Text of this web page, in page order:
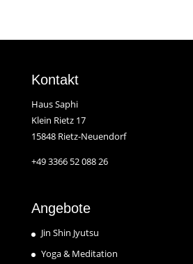
Kontakt
Haus Saphi
Klein Rietz 17
15848 Rietz-Neuendorf
+49 3366 52 088 26
Angebote
Jin Shin Jyutsu
Yoga & Meditation